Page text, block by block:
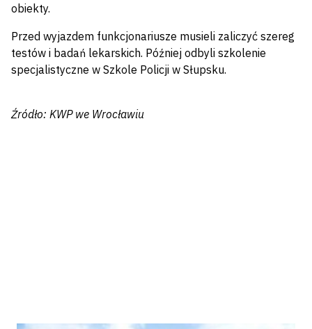
obiekty.
Przed wyjazdem funkcjonariusze musieli zaliczyć szereg
testów i badań lekarskich. Później odbyli szkolenie
specjalistyczne w Szkole Policji w Słupsku.
Źródło: KWP we Wrocławiu